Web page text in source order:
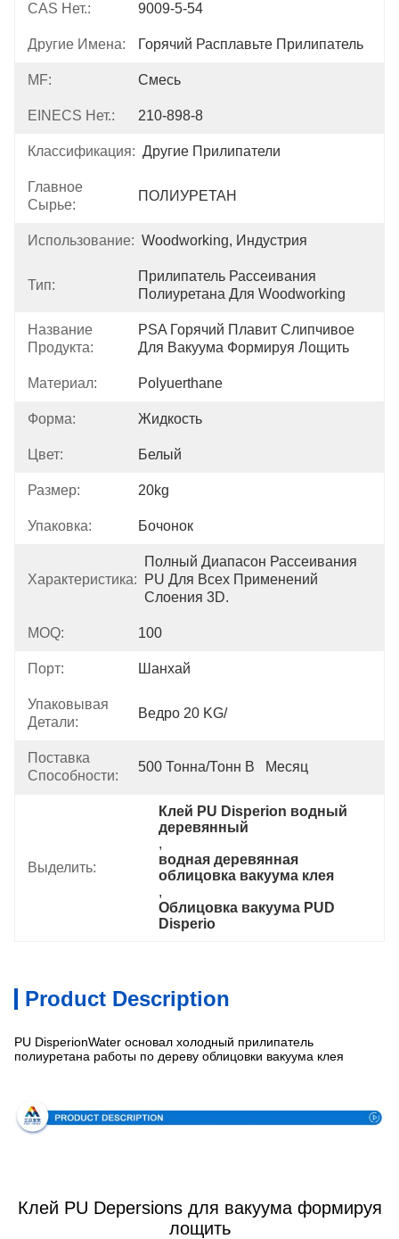
CAS Нет.: 9009-5-54
Другие Имена: Горячий Расплавьте Прилипатель
MF: Смесь
EINECS Нет.: 210-898-8
Классификация: Другие Прилипатели
Главное
Сырье:
ПОЛИУРЕТАН
Использование: Woodworking, Индустрия
Тип:
Прилипатель Рассеивания
Полиуретана Для Woodworking
Название
Продукта:
PSA Горячий Плавит Слипчивое
Для Вакуума Формируя Лощить
Материал: Polyuerthane
Форма: Жидкость
Цвет: Белый
Размер: 20kg
Упаковка: Бочонок
Характеристика:
Полный Диапасон Рассеивания
PU Для Всех Применений
Слоения 3D.
MOQ: 100
Порт: Шанхай
Упаковывая
Детали:
Ведро 20 KG/
Поставка
Способности:
500 Тонна/тонн В   Месяц
Выделить:
Клей PU Disperion водный
деревянный
,
водная деревянная
облицовка вакуума клея
,
Облицовка вакуума PUD
Disperio
Product Description
PU DisperionWater основал холодный прилипатель
полиуретана работы по дереву облицовки вакуума клея
Клей PU Depersions для вакуума формируя
лощить